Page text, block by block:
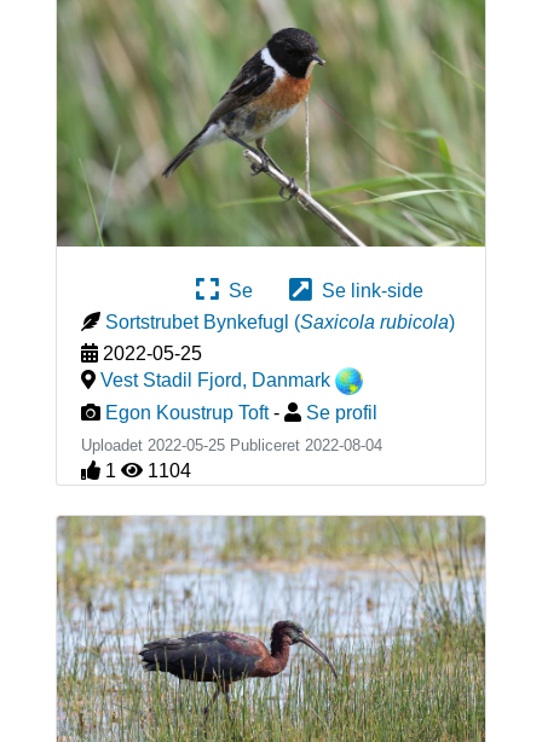
Se
Se link-side
Sortstrubet Bynkefugl (Saxicola rubicola)
2022-05-25
Vest Stadil Fjord, Danmark
Egon Koustrup Toft - Se profil
Uploadet 2022-05-25 Publiceret 2022-08-04
1 1104